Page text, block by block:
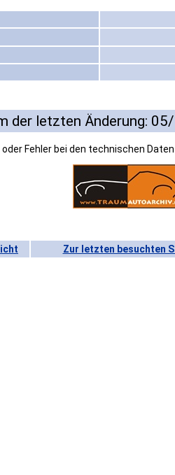
der letzten Änderung:
oder Fehler bei den technischen
Zur letzten besuchten